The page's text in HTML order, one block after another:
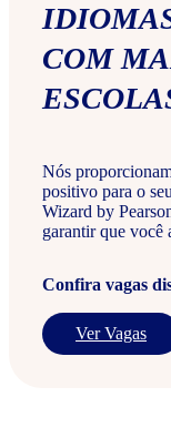
COM
Nós
positivo para o
Wizard by
garantir que você
Confira vagas
Ver Vagas